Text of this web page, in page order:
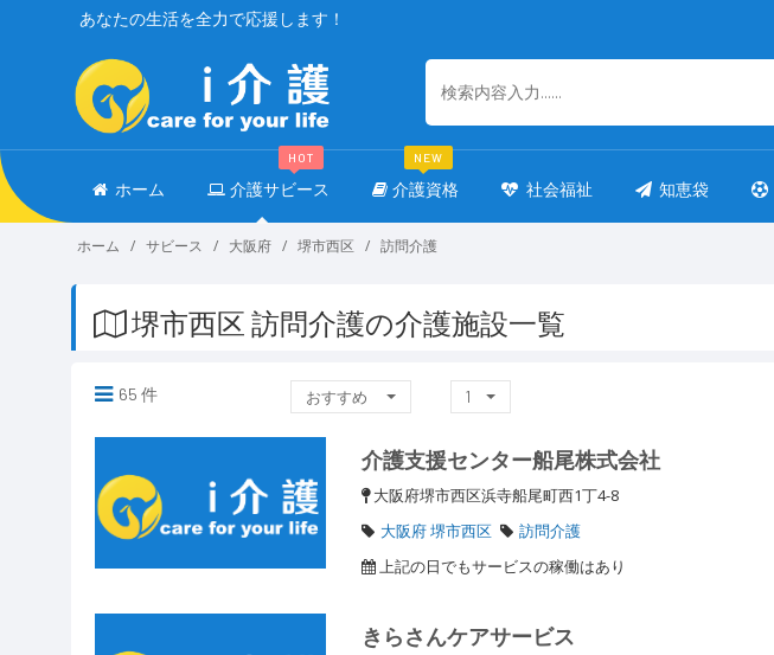
あなたの生活を全力で応援します！
ホーム 介護サビース
HOT
介護資格
NEW
社会福祉 知恵袋
ホーム サビース 大阪府 堺市西区 訪問介護
堺市西区 訪問介護の介護施設一覧
65 件 おすすめ 1
介護支援センター船尾株式会社
大阪府堺市西区浜寺船尾町西1丁4-8
大阪府 堺市西区
訪問介護
上記の日でもサービスの稼働はあり
きらさんケアサービス